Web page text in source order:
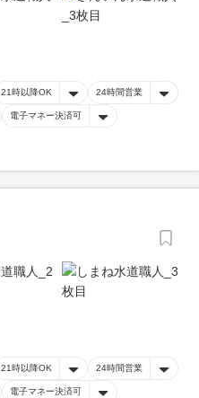
21時以降OK 24時間営業
電子マネー決済可
21時以降OK 24時間営業
電子マネー決済可